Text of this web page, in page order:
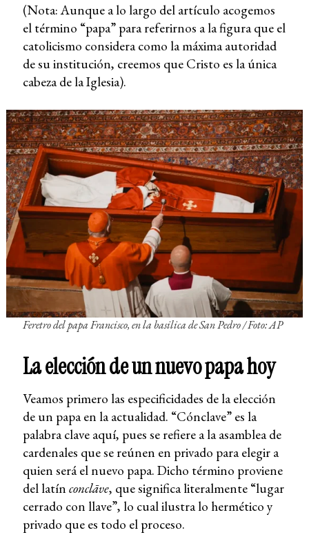
(Nota: Aunque a lo largo del artículo acogemos
el término “papa” para referirnos a la figura que el
catolicismo considera como la máxima autoridad
de su institución, creemos que Cristo es la única
cabeza de la Iglesia).
Feretro del papa Francisco, en la basilica de San Pedro / Foto: AP
La elección de un nuevo papa hoy
Veamos primero las especificidades de la elección
de un papa en la actualidad. “Cónclave” es la
palabra clave aquí, pues se refiere a la asamblea de
cardenales que se reúnen en privado para elegir a
quien será el nuevo papa. Dicho término proviene
del latín conclāve, que significa literalmente “lugar
cerrado con llave”, lo cual ilustra lo hermético y
privado que es todo el proceso.